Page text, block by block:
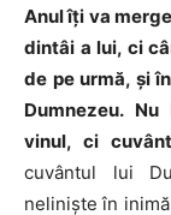
Anul îţi va
dintâi a lui, ci
de pe urmă, şi
Dumnezeu.
vinul, ci
cuvântul lui
nelinişte în